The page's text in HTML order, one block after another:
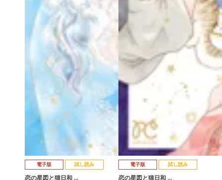
電子版 試し読み
恋の星図と猫日和 …
電子版 試し読み
恋の星図と猫日和 …